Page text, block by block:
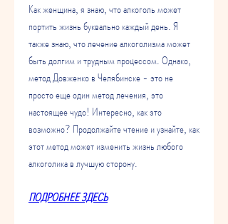
Как женщина, я знаю, что алкоголь может
портить жизнь буквально каждый день. Я
также знаю, что лечение алкоголизма может
быть долгим и трудным процессом. Однако,
метод Довженко в Челябинске - это не
просто еще один метод лечения, это
настоящее чудо! Интересно, как это
возможно? Продолжайте чтение и узнайте, как
этот метод может изменить жизнь любого
алкоголика в лучшую сторону.
ПОДРОБНЕЕ ЗДЕСЬ